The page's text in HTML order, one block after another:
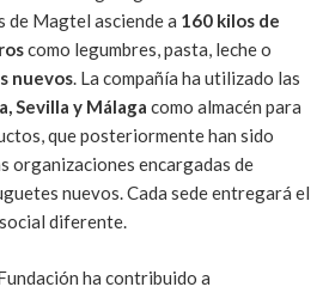
de Magtel asciende a 160 kilos de
como legumbres, pasta, leche o
nuevos. La compañía ha utilizado las
Sevilla y Málaga como almacén para
que posteriormente han sido
organizaciones encargadas de
nuevos. Cada sede entregará el
diferente.
ha contribuido a